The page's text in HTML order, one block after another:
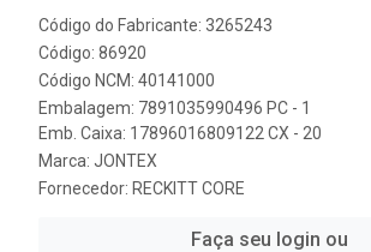
Código do Fabricante: 3265243
Código: 86920
Código NCM: 40141000
Embalagem: 7891035990496 PC - 1
Emb. Caixa: 17896016809122 CX - 20
Marca: JONTEX
Fornecedor: RECKITT CORE
Faça seu login ou